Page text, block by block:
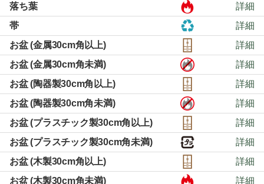
落ち葉
詳細
帯
詳細
お盆 (金属30cm角以上)
詳細
お盆 (金属30cm角未満)
詳細
お盆 (陶器製30cm角以上)
詳細
お盆 (陶器製30cm角未満)
詳細
お盆 (プラスチック製30cm角以上)
詳細
お盆 (プラスチック製30cm角未満)
詳細
お盆 (木製30cm角以上)
詳細
お盆 (木製30cm角未満)
詳細